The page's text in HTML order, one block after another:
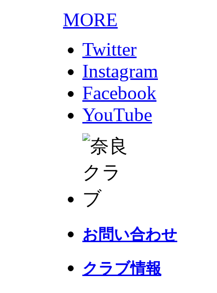
MORE
Twitter
Instagram
Facebook
YouTube
お問い合わせ
クラブ情報